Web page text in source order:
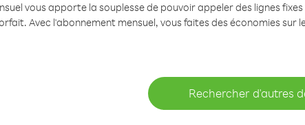
vous apporte la souplesse de pouvoir appeler des lignes
Avec l'abonnement mensuel, vous faites des économies sur
Rechercher d'autres